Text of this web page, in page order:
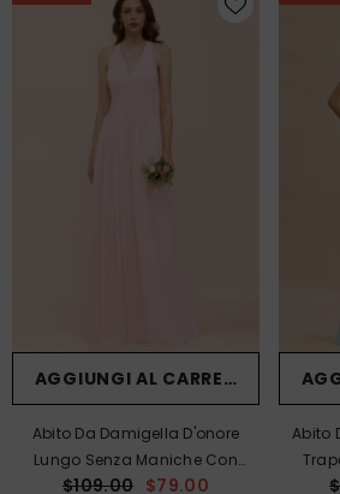
AGGIUNGI AL CARRELLO
Abito Da Damigella D'onore
Lungo Senza Maniche Con
Scollo A V, In Chiffon Rosa, Per
$109.00 $79.00
Abito